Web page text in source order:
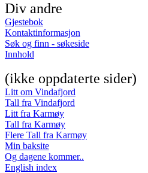
Div andre
Gjestebok
Kontaktinformasjon
Søk og finn - søkeside
Innhold
(ikke oppdaterte sider)
Litt om Vindafjord
Tall fra Vindafjord
Litt fra Karmøy
Tall fra Karmøy
Flere Tall fra Karmøy
Min baksite
Og dagene kommer..
English index